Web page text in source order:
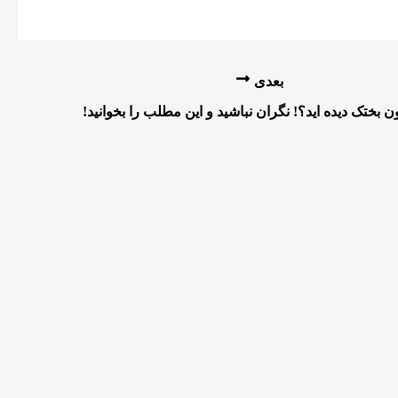
بعدی
بختک دیده اید؟! نگران نباشید و این مطلب را بخوانید!